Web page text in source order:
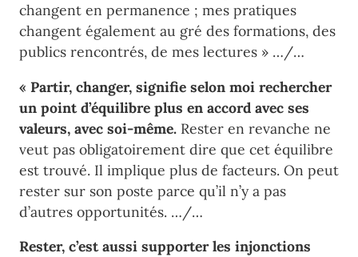
changent en permanence ; mes pratiques
changent également au gré des formations, des
publics rencontrés, de mes lectures » …/…
« Partir, changer, signifie selon moi rechercher
un point d’équilibre plus en accord avec ses
valeurs, avec soi-même. Rester en revanche ne
veut pas obligatoirement dire que cet équilibre
est trouvé. Il implique plus de facteurs. On peut
rester sur son poste parce qu’il n’y a pas
d’autres opportunités. …/…
Rester, c’est aussi supporter les injonctions